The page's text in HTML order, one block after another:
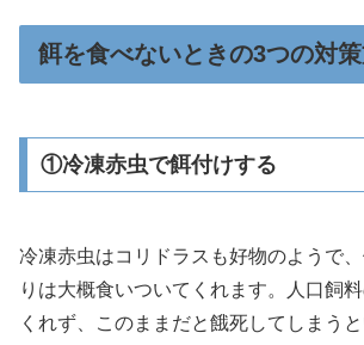
餌を食べないときの3つの対
①冷凍赤虫で餌付けする
冷凍赤虫はコリドラスも好物のようで
りは大概食いついてくれます。人口飼
くれず、このままだと餓死してしまう